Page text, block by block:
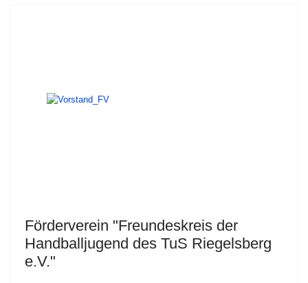
Förderverein "Freundeskreis der
Handballjugend des TuS Riegelsberg
e.V."